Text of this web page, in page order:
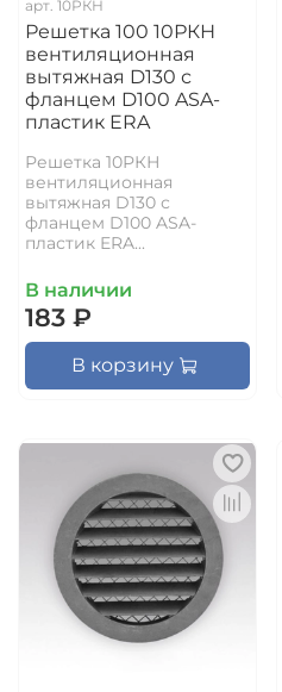
арт. 10РКН
Решетка 100 10РКН
вентиляционная
вытяжная D130 с
фланцем D100 ASA-
пластик ERA
Решетка 10РКН
вентиляционная
вытяжная D130 с
фланцем D100 ASA-
пластик ERA...
В наличии
183 ₽
В корзину